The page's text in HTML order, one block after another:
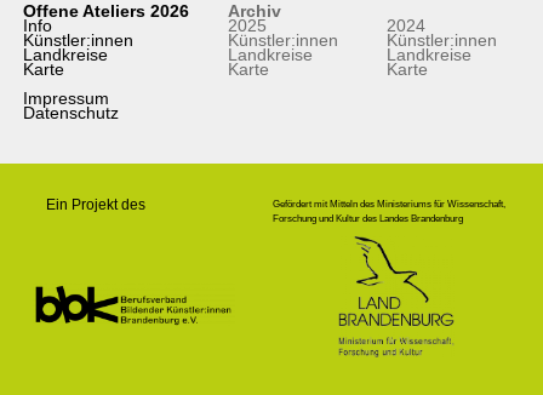
Offene Ateliers 2026
Info
Künstler:innen
Landkreise
Karte
Impressum
Datenschutz
Archiv
2025
Künstler:innen
Landkreise
Karte
2024
Künstler:innen
Landkreise
Karte
Ein Projekt des
Gefördert mit Mitteln des Ministeriums für Wissenschaft,
Forschung und Kultur des Landes Brandenburg